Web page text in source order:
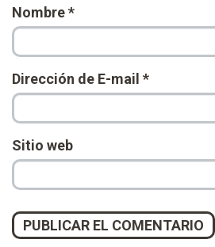
Nombre*
Dirección de E-mail *
Sitio web